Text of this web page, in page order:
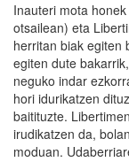
Inauteri mota
otsailean) eta
herritan biak egiten
egiten dute
neguko indar
hori idurikatzen
baitituzte.
irudikatzen da,
moduan.